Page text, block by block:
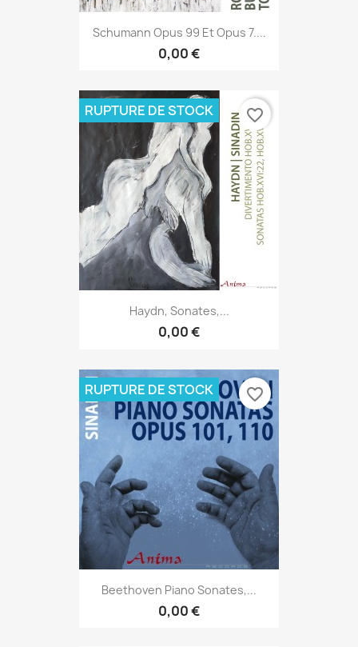
Schumann Opus 99 Et Opus 7....
0,00 €
Haydn, Sonates,...
0,00 €
RUPTURE DE STOCK favorite_border
Beethoven Piano Sonates,...
0,00 €
RUPTURE DE STOCK favorite_border